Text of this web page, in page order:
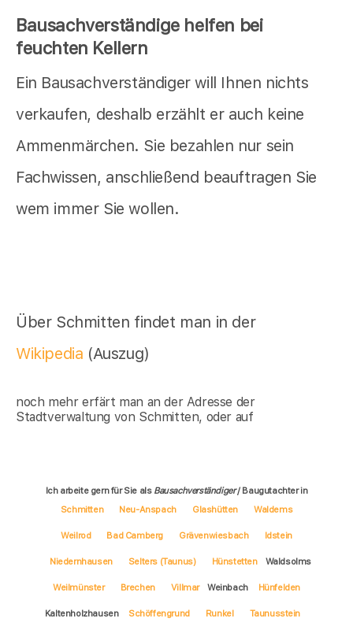
Bausachverständige helfen bei
feuchten Kellern
Ein Bausachverständiger will Ihnen nichts
verkaufen, deshalb erzählt er auch keine
Ammenmärchen. Sie bezahlen nur sein
Fachwissen, anschließend beauftragen Sie
wem immer Sie wollen.
Über Schmitten findet man in der
Wikipedia (Auszug)
noch mehr erfärt man an der Adresse der
Stadtverwaltung von Schmitten, oder auf
Ich arbeite gern für Sie als Bausachverständiger/ Baugutachter in
Schmitten
Neu-Anspach Glashütten Waldems
Weilrod Bad Camberg Grävenwiesbach Idstein
Niedernhausen Selters (Taunus) Hünstetten Waldsolms
Weilmünster Brechen Villmar Weinbach Hünfelden
Kaltenholzhausen Schöffengrund Runkel Taunusstein